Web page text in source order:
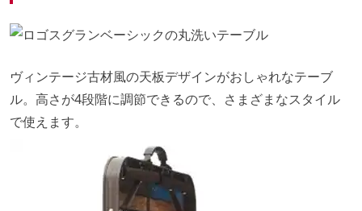
ヴィンテージ古材風の天板デザインがおしゃれなテーブ
ル。高さが4段階に調節できるので、さまざまなスタイル
で使えます。